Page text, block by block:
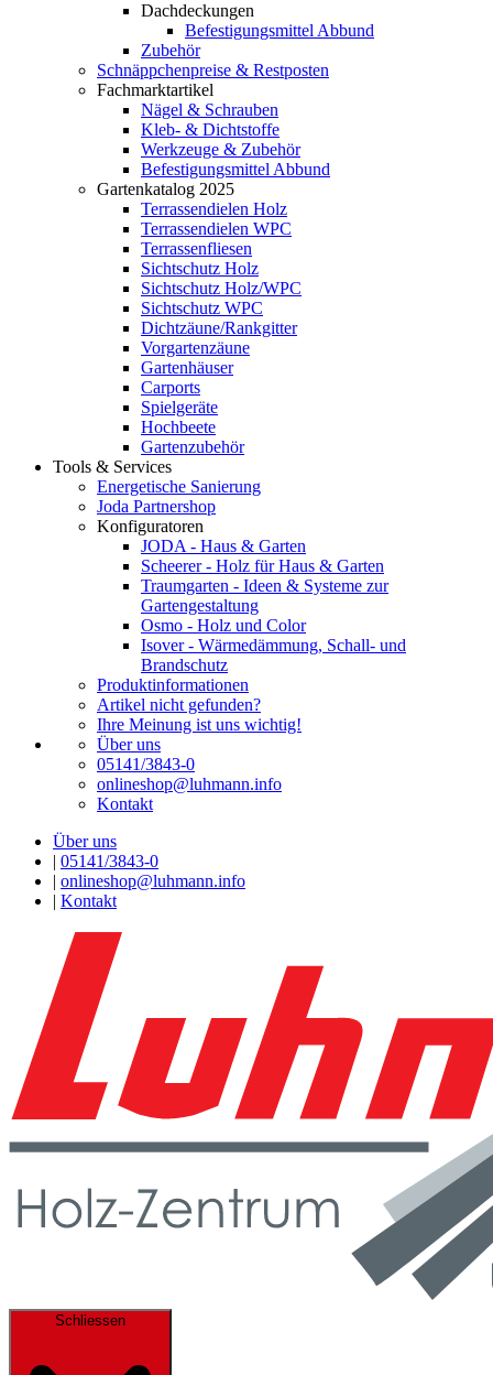
Dachdeckungen
Befestigungsmittel Abbund
Zubehör
Schnäppchenpreise & Restposten
Fachmarktartikel
Nägel & Schrauben
Kleb- & Dichtstoffe
Werkzeuge & Zubehör
Befestigungsmittel Abbund
Gartenkatalog 2025
Terrassendielen Holz
Terrassendielen WPC
Terrassenfliesen
Sichtschutz Holz
Sichtschutz Holz/WPC
Sichtschutz WPC
Dichtzäune/Rankgitter
Vorgartenzäune
Gartenhäuser
Carports
Spielgeräte
Hochbeete
Gartenzubehör
Tools & Services
Energetische Sanierung
Joda Partnershop
Konfiguratoren
JODA - Haus & Garten
Scheerer - Holz für Haus & Garten
Traumgarten - Ideen & Systeme zur
Gartengestaltung
Osmo - Holz und Color
Isover - Wärmedämmung, Schall- und
Brandschutz
Produktinformationen
Artikel nicht gefunden?
Ihre Meinung ist uns wichtig!
Über uns
05141/3843-0
onlineshop@luhmann.info
Kontakt
Über uns
| 05141/3843-0
| onlineshop@luhmann.info
| Kontakt
Schliessen